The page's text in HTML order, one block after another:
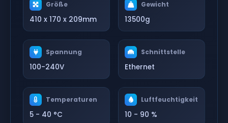
Größe
410 x 170 x 209mm
Gewicht
13500g
Spannung
100-240V
Schnittstelle
Ethernet
Temperaturen
5 - 40 °C
Luftfeuchtigkeit
10 - 90 %